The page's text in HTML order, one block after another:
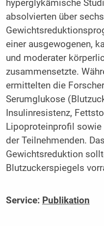
hyperglykämische
absolvierten über
einer ausgewogenen,
und moderater
zusammensetzte.
ermittelten die
Serumglukose
Insulinresistenz,
Lipoproteinprofil
der Teilnehmenden.
Gewichtsreduktion
Blutzuckerspiegels
Service: Publikation